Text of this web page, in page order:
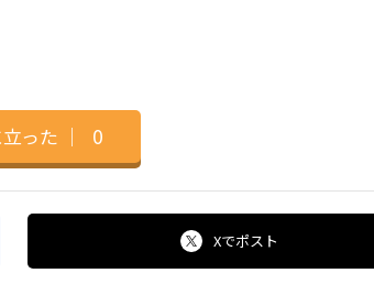
った ｜ 0
Xでポスト